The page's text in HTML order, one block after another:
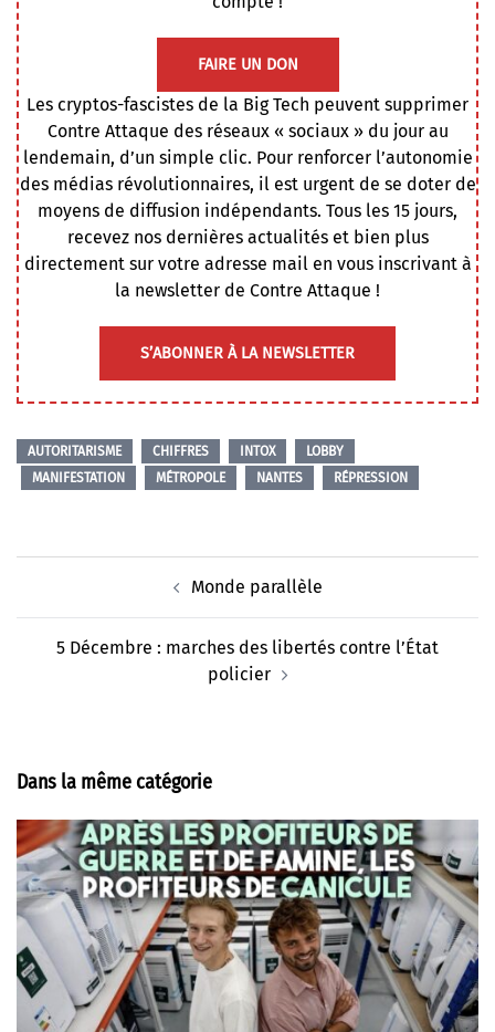
FAIRE UN DON
Les cryptos-fascistes de la Big Tech peuvent supprimer
Contre Attaque des réseaux « sociaux » du jour au
lendemain, d’un simple clic. Pour renforcer l’autonomie
des médias révolutionnaires, il est urgent de se doter de
moyens de diffusion indépendants. Tous les 15 jours,
recevez nos dernières actualités et bien plus
directement sur votre adresse mail en vous inscrivant à
la newsletter de Contre Attaque !
S’ABONNER À LA NEWSLETTER
AUTORITARISME CHIFFRES INTOX
LOBBY
MANIFESTATION
MÉTROPOLE NANTES RÉPRESSION
Monde parallèle
5 Décembre : marches des libertés contre l’État
policier
Dans la même catégorie